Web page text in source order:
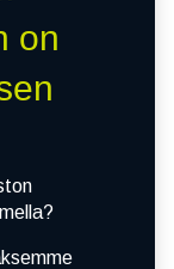
on